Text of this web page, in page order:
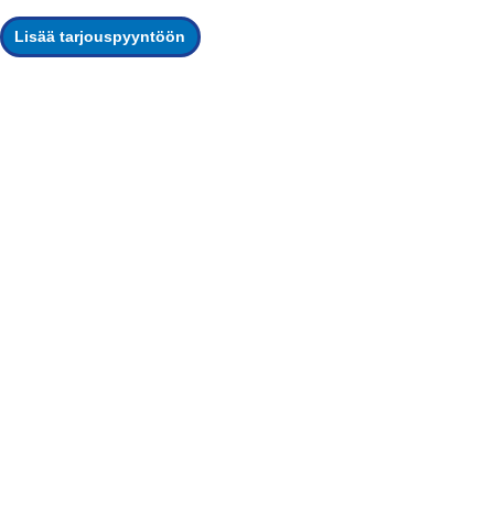
Lisää tarjouspyyntöön